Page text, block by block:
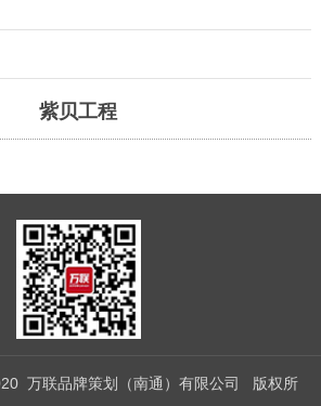
紫贝工程
万联品牌策划（南通）有限公司 版权所